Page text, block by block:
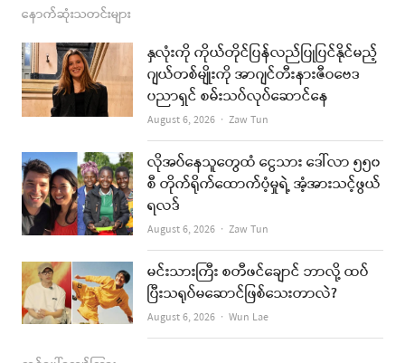
c
e
b
o
k
s
t
a
g
a
m
s
t
u
b
e
i
l
နောက်ဆုံးသတင်းများ
နှလုံးကို ကိုယ်တိုင်ပြန်လည်ပြုပြင်နိုင်မည့်
ဂျယ်တစ်မျိုးကို အာဂျင်တီးနားဇီဝဗေဒ
ပညာရှင် စမ်းသပ်လုပ်ဆောင်နေ
August 6, 2026 Author
Zaw Tun
လိုအပ်နေသူတွေထံ ငွေသား ဒေါ်လာ ၅၅၀
စီ တိုက်ရိုက်ထောက်ပံ့မှုရဲ့ အံ့အားသင့်ဖွယ်
ရလဒ်
August 6, 2026 Author
Zaw Tun
မင်းသားကြီး စတီဖင်ချောင် ဘာလို့ ထပ်
ပြီးသရုပ်မဆောင်ဖြစ်သေးတာလဲ?
August 6, 2026 Author
Wun Lae